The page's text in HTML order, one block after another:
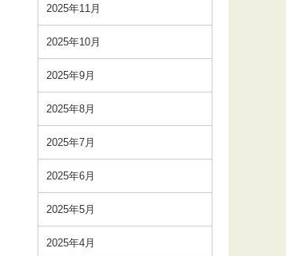
2025年11月
2025年10月
2025年9月
2025年8月
2025年7月
2025年6月
2025年5月
2025年4月